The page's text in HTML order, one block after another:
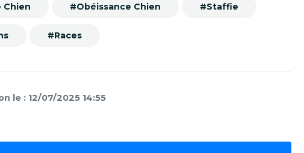
Chien #Obéissance Chien #Staffie
#Races
le : 12/07/2025 14:55